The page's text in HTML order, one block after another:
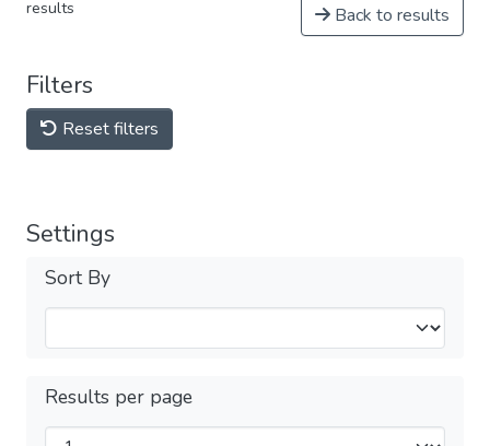
results Back to results
Filters
Reset filters
Settings
Sort By
Results per page